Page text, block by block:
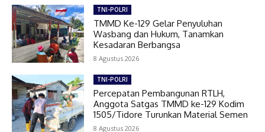
TNI-POLRI
TMMD Ke-129 Gelar Penyuluhan
Wasbang dan Hukum, Tanamkan
Kesadaran Berbangsa
8 Agustus 2026
TNI-POLRI
Percepatan Pembangunan RTLH,
Anggota Satgas TMMD ke-129 Kodim
1505/Tidore Turunkan Material Semen
8 Agustus 2026